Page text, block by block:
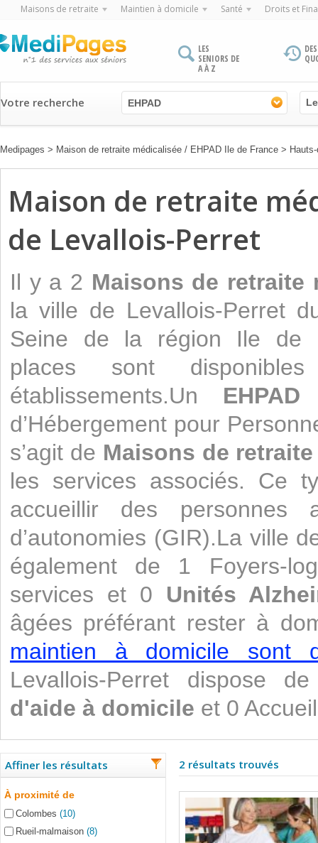
Maisons de retraite Maintien à domicile Santé Droits et
LES
SENIORS DE
A À Z
Votre recherche EHPAD
Medipages > Maison de retraite médicalisée / EHPAD Ile de France >
Maison de retraite
de Levallois-Perret
Il y a 2 Maisons de retraite
la ville de Levallois-Perret
Seine de la région Ile de
places sont
établissements.Un EHPAD
d’Hébergement pour
s’agit de Maisons de
les services associés. Ce
accueillir des personnes
d’autonomies (GIR).La ville
également de 1 Foyers-
services et 0 Unités
âgées préférant rester à
maintien à domicile sont
Levallois-Perret dispose
d'aide à domicile et 0
Affiner les résultats
À proximité de
Colombes (10)
Rueil-malmaison (8)
2 résultats trouvés